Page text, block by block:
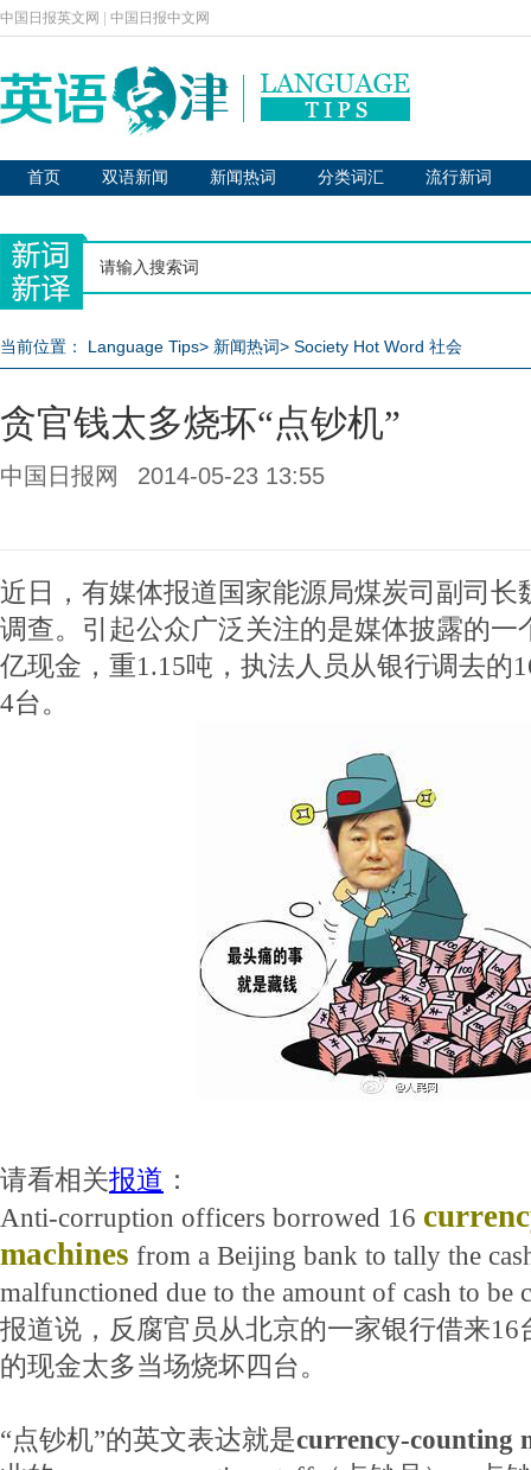
中国日报英文网 中国日报中文网
首页 双语新闻 新闻热词 分类词汇 流行新词
当前位置： Language Tips> 新闻热词> Society Hot Word 社会
贪官钱太多烧坏“点钞机”
中国日报网 2014-05-23 13:55
近日，有媒体报道国家能源局煤炭司副司长
调查。引起公众广泛关注的是媒体披露的一
亿现金，重1.15吨，执法人员从银行调去的
4台。
请看相关报道 ：
Anti-corruption officers borrowed 16
machines from a Beijing bank to tally the
malfunctioned due to the amount of cash to be
报道说，反腐官员从北京的一家银行借来
的现金太多当场烧坏四台。
“点钞机”的英文表达就是currency-counting